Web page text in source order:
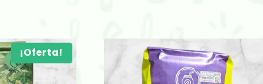
¡Oferta!